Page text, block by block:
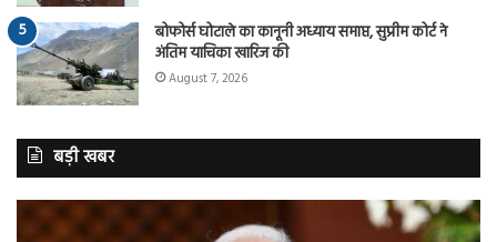
बोफोर्स घोटाले का कानूनी अध्याय समाप्त, सुप्रीम कोर्ट ने
अंतिम याचिका खारिज की
August 7, 2026
बड़ी खबर